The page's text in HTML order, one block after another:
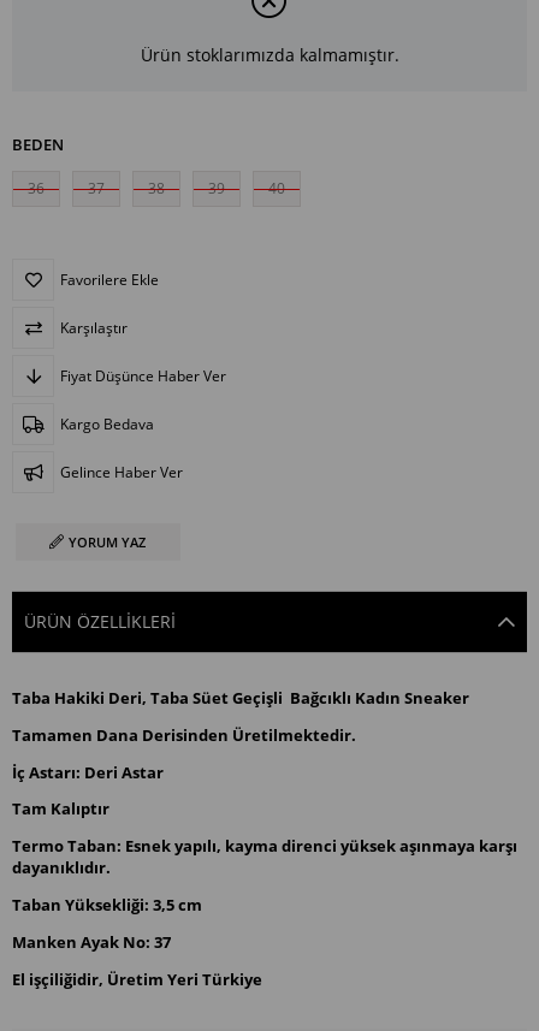
Ürün stoklarımızda kalmamıştır.
BEDEN
36 37 38 39 40
Favorilere Ekle
Karşılaştır
Fiyat Düşünce Haber Ver
Kargo Bedava
Gelince Haber Ver
YORUM YAZ
ÜRÜN ÖZELLIKLERI
Taba Hakiki Deri, Taba Süet Geçişli Bağcıklı Kadın Sneaker
Tamamen Dana Derisinden Üretilmektedir.
İç Astarı: Deri Astar
Tam Kalıptır
Termo Taban: Esnek yapılı, kayma direnci yüksek aşınmaya karşı
dayanıklıdır.
Taban Yüksekliği: 3,5 cm
Manken Ayak No: 37
El işçiliğidir, Üretim Yeri Türkiye